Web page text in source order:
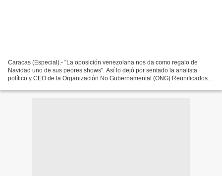
Caracas (Especial).- "La oposición venezolana nos da como regalo de
Navidad uno de sus peores shows". Así lo dejó por sentado la analista
político y CEO de la Organización No Gubernamental (ONG) Reunificados,